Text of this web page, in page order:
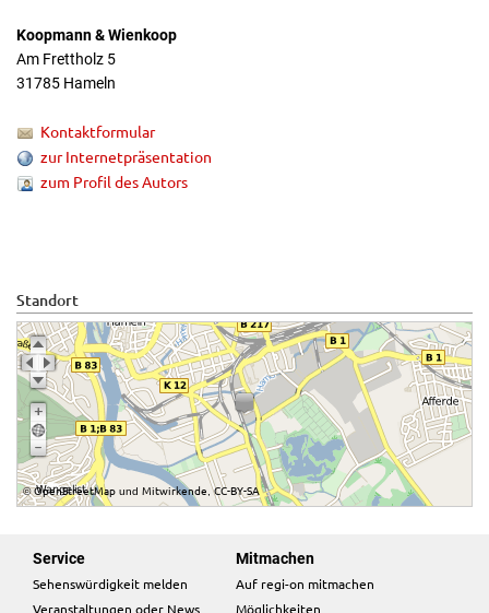
Koopmann & Wienkoop
Am Frettholz 5
31785 Hameln
Kontaktformular
zur Internetpräsentation
zum Profil des Autors
Standort
©OpenStreetMap und Mitwirkende ,CC-BY-SA
Service
Sehenswürdigkeit melden
Veranstaltungen oder News
Mitmachen
Auf regi-on mitmachen
Möglichkeiten